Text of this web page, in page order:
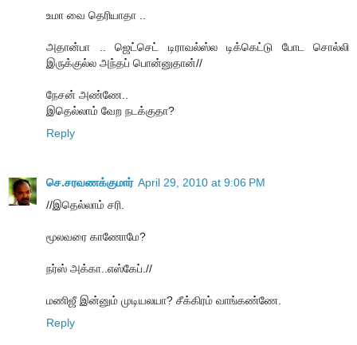
உமா வை தெரியாதா ..
அதான்பா .. ஜெட்செட் டிராவல்ஸ்ல டிக்கெட்டு போட சொல்லி
இருக்குல்ல அந்தப் பொன்னுதான்//
நேசன் அண்ணே..
இதெல்லாம் வேற நடக்குதா?
Reply
செ.சரவணக்குமார் April 29, 2010 at 9:06 PM
//இதெல்லாம் சரி.
மூலவரை காணோமே?
நர்ஸ் அக்கா..எஸ்கேப்.//
மணிஜீ இன்னும் முடியலயா? சீக்கிரம் வாங்கண்ணே.
Reply